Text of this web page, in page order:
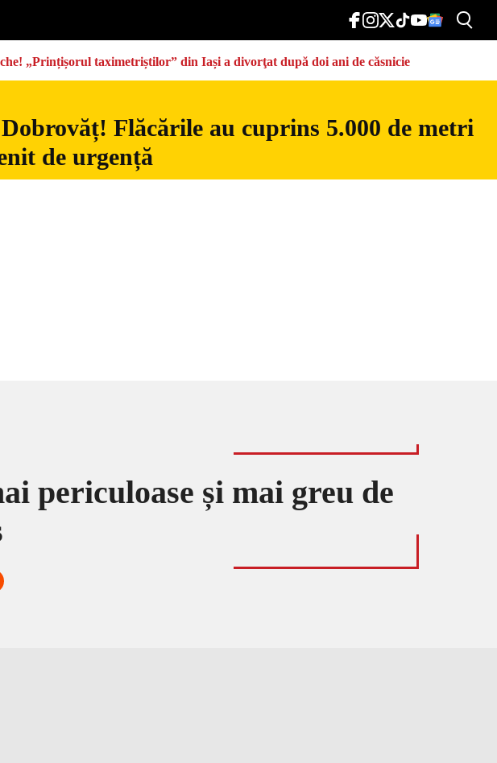
„Prințișorul taximetriștilor” din Iași a divorţat după doi ani de căsnicie
Flăcările au cuprins 5.000 de metri
de urgență
periculoase și mai greu de